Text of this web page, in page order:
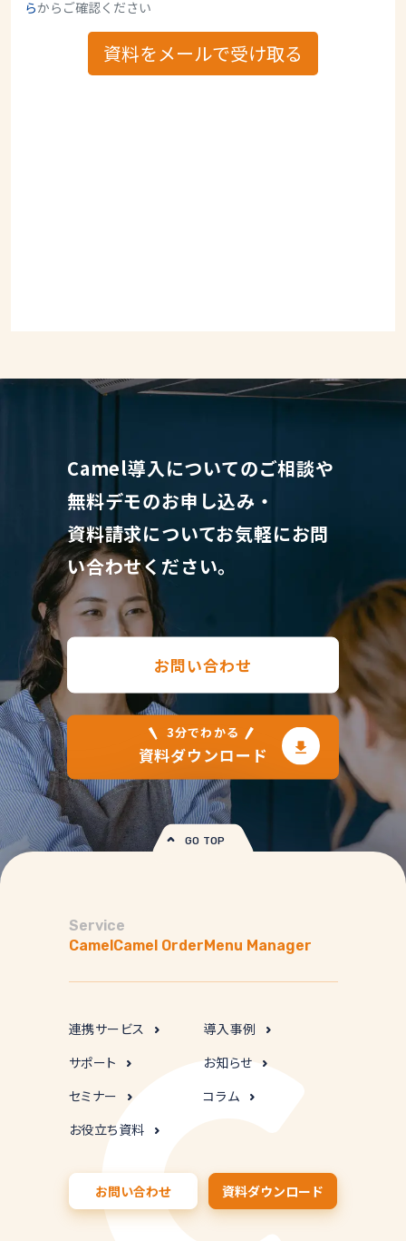
Camel導入についてのご相談や
無料デモのお申し込み・
資料請求についてお気軽にお問
い合わせください。
お問い合わせ
3分でわかる
資料ダウンロード
Service
CamelCamel OrderMenu Manager
連携サービス
サポート
セミナー
導入事例
お知らせ
コラム
お役立ち資料
お問い合わせ 資料ダウンロード
GO TOP